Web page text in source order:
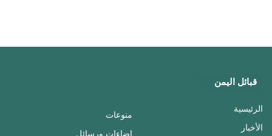
قبائل اليمن
الرئيسية
الأخبار
منوعات
إضاءات ورسائل